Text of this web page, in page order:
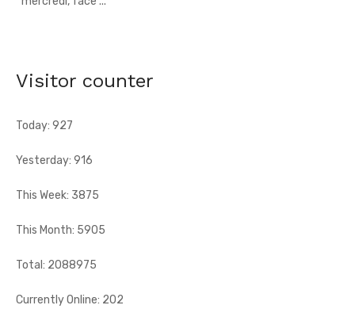
66e anniversaire du pays - Dr Euphrasie N'Guessan,
anniversaire de l'indépendance de la Côte d'Ivoire, Dr Euphrasie
Visitor counter
Today: 927
Yesterday: 916
This Week: 3875
This Month: 5905
Total: 2088975
Currently Online: 202